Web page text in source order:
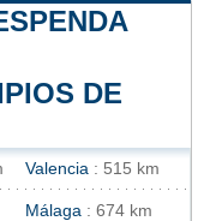
DE
Valencia : 515 km
Málaga : 674 km